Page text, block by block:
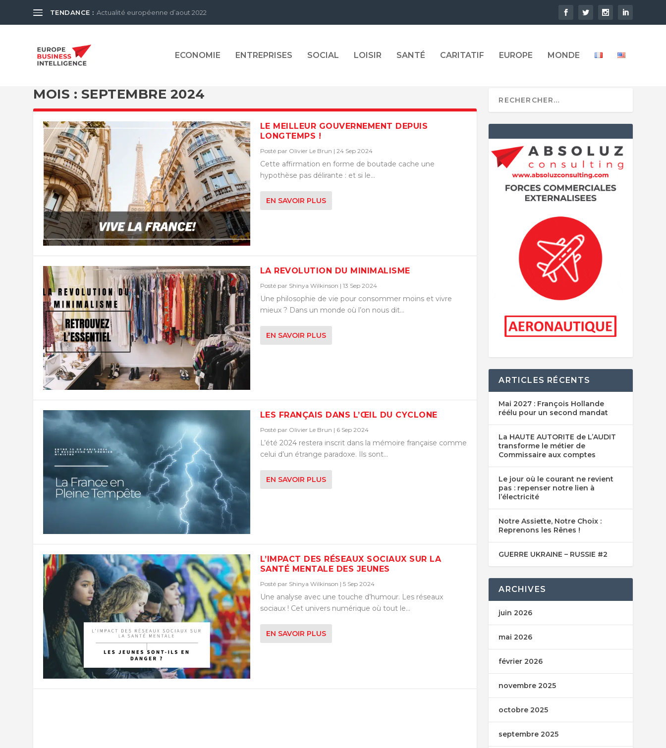
TENDANCE : Actualité européenne d’aout 2022
ECONOMIE ENTREPRISES SOCIAL LOISIR SANTÉ CARITATIF EUROPE MONDE
MOIS : SEPTEMBRE 2024
LE MEILLEUR GOUVERNEMENT DEPUIS
LONGTEMPS !
Posté par Olivier Le Brun | 24 Sep 2024
Cette affirmation en forme de boutade cache une
hypothèse pas délirante : et si le...
EN SAVOIR PLUS
LA REVOLUTION DU MINIMALISME
Posté par Shinya Wilkinson | 13 Sep 2024
Une philosophie de vie pour consommer moins et vivre
mieux ? Dans un monde où l’on nous dit...
EN SAVOIR PLUS
LES FRANÇAIS DANS L’ŒIL DU CYCLONE
Posté par Olivier Le Brun | 6 Sep 2024
L’été 2024 restera inscrit dans la mémoire française comme
celui d’un étrange paradoxe. Ils sont...
EN SAVOIR PLUS
L’IMPACT DES RÉSEAUX SOCIAUX SUR LA
SANTÉ MENTALE DES JEUNES
Posté par Shinya Wilkinson | 5 Sep 2024
Une analyse avec une touche d’humour. Les réseaux
sociaux ! Cet univers numérique où tout le...
EN SAVOIR PLUS
ARTICLES RÉCENTS
Mai 2027 : François Hollande
réélu pour un second mandat
La HAUTE AUTORITE de L’AUDIT
transforme le métier de
Commissaire aux comptes
Le jour où le courant ne revient
pas : repenser notre lien à
l’électricité
Notre Assiette, Notre Choix :
Reprenons les Rênes !
GUERRE UKRAINE – RUSSIE #2
ARCHIVES
juin 2026
mai 2026
février 2026
novembre 2025
octobre 2025
septembre 2025